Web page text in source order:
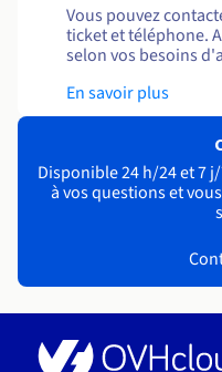
Vous pouvez
ticket et téléphone.
selon vos besoins
En savoir plus
Disponible 24 h/24 et 7
à vos questions et